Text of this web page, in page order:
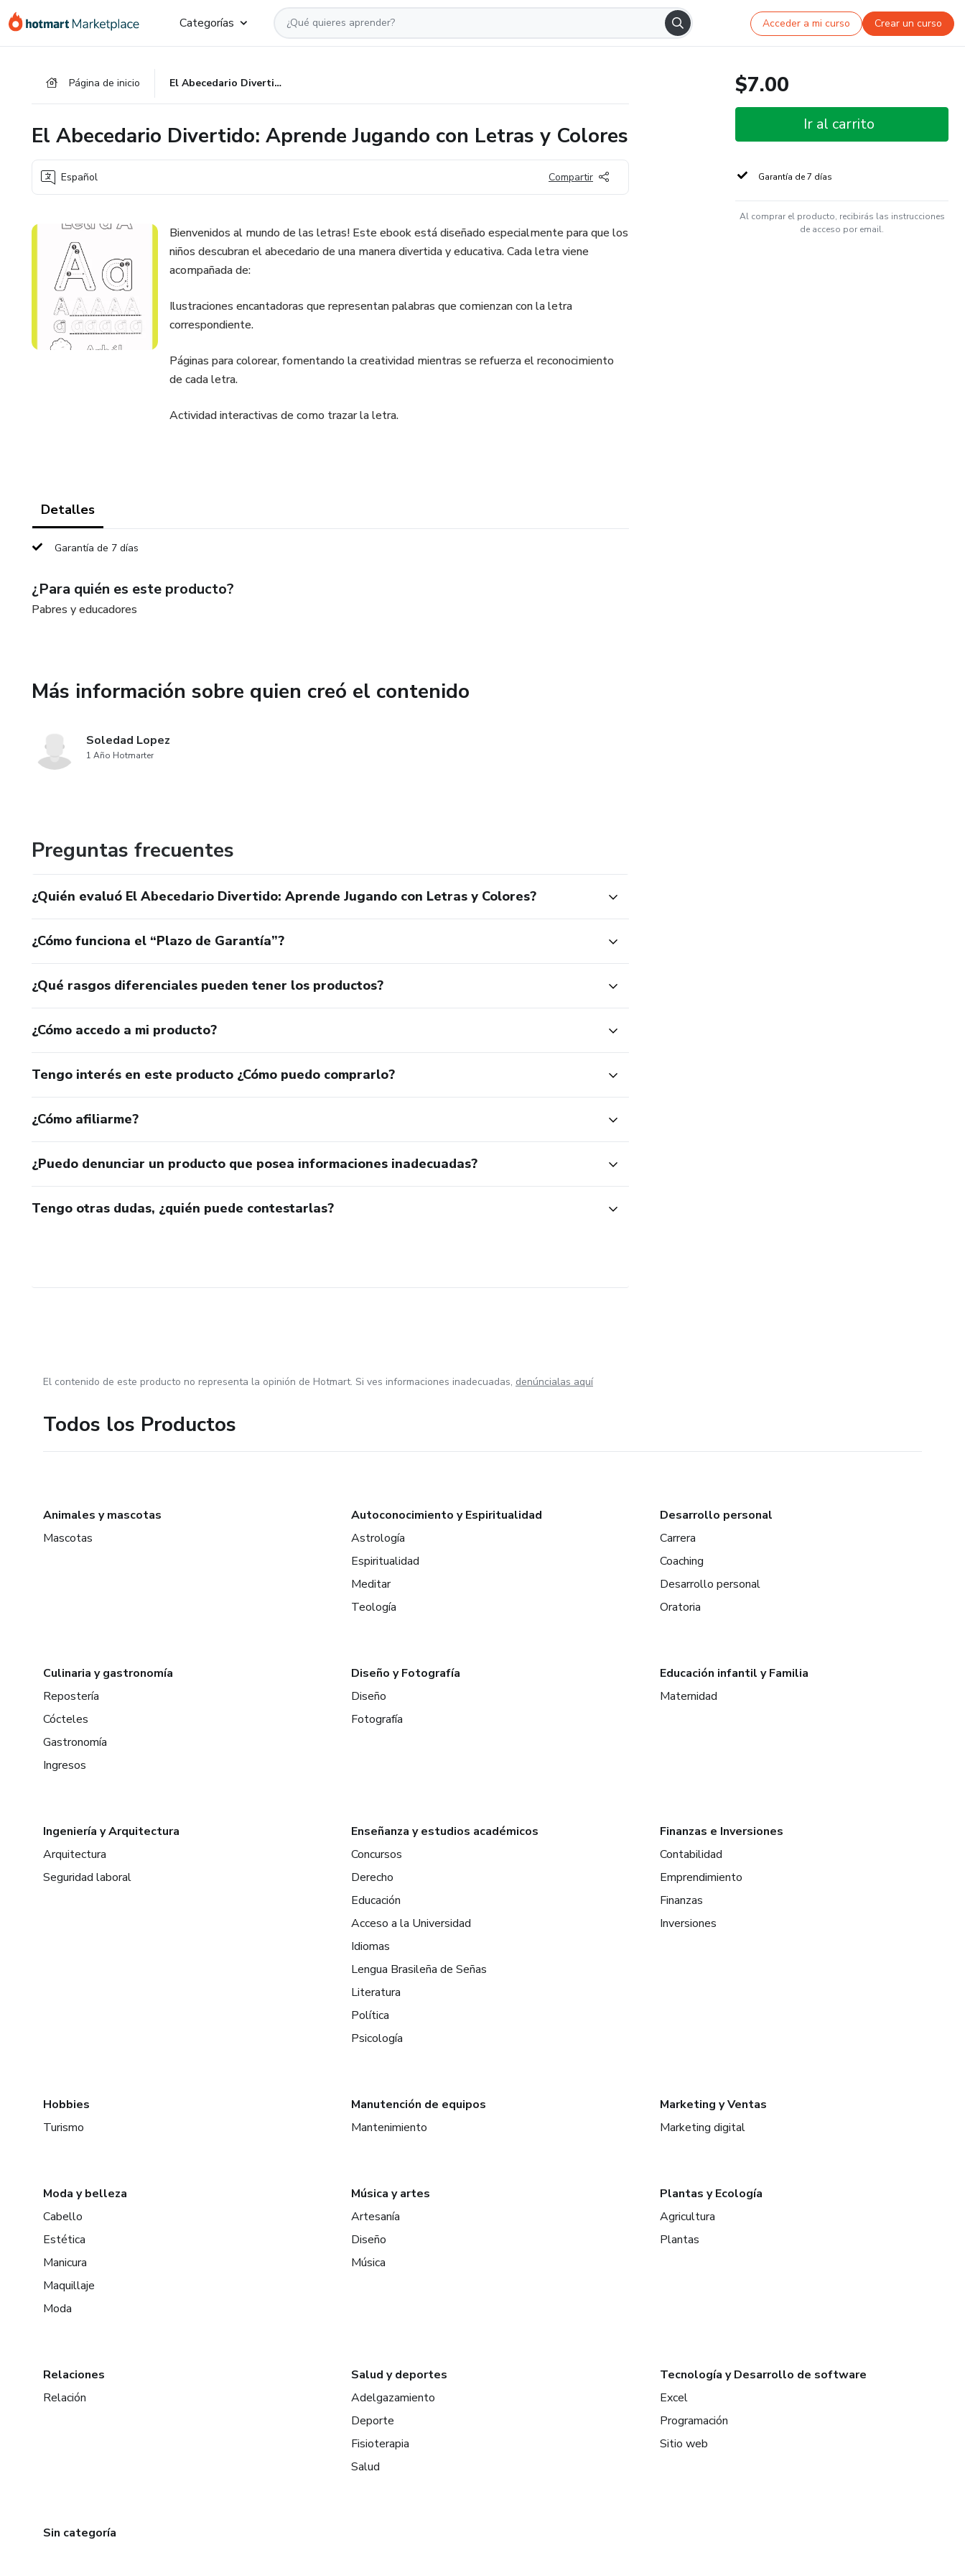
Categorías Acceder a mi curso Crear un curso
Página de inicio El Abecedario Divertido: Aprende Jugando con Letras y Colores
El Abecedario Divertido: Aprende Jugando con Letras y Colores
Español Compartir
Bienvenidos al mundo de las letras! Este ebook está diseñado especialmente para que los
niños descubran el abecedario de una manera divertida y educativa. Cada letra viene
acompañada de:
Ilustraciones encantadoras que representan palabras que comienzan con la letra
correspondiente.
Páginas para colorear, fomentando la creatividad mientras se refuerza el reconocimiento
de cada letra.
Actividad interactivas de como trazar la letra.
Detalles
Garantía de 7 días
¿Para quién es este producto?
Pabres y educadores
Más información sobre quien creó el contenido
Soledad Lopez
1 Año Hotmarter
Preguntas frecuentes
¿Quién evaluó El Abecedario Divertido: Aprende Jugando con Letras y Colores?
¿Cómo funciona el “Plazo de Garantía”?
¿Qué rasgos diferenciales pueden tener los productos?
¿Cómo accedo a mi producto?
Tengo interés en este producto ¿Cómo puedo comprarlo?
¿Cómo afiliarme?
¿Puedo denunciar un producto que posea informaciones inadecuadas?
Tengo otras dudas, ¿quién puede contestarlas?
$7.00
Ir al carrito
Garantía de 7 días
Al comprar el producto, recibirás las instrucciones
de acceso por email.
El contenido de este producto no representa la opinión de Hotmart. Si ves informaciones inadecuadas, denúncialas aquí
Todos los Productos
Animales y mascotas
Mascotas
Autoconocimiento y Espiritualidad
Astrología
Espiritualidad
Meditar
Teología
Desarrollo personal
Carrera
Coaching
Desarrollo personal
Oratoria
Culinaria y gastronomía
Repostería
Cócteles
Gastronomía
Ingresos
Diseño y Fotografía
Diseño
Fotografía
Educación infantil y Familia
Maternidad
Ingeniería y Arquitectura
Arquitectura
Seguridad laboral
Enseñanza y estudios académicos
Concursos
Derecho
Educación
Acceso a la Universidad
Idiomas
Lengua Brasileña de Señas
Literatura
Política
Psicología
Finanzas e Inversiones
Contabilidad
Emprendimiento
Finanzas
Inversiones
Hobbies
Turismo
Manutención de equipos
Mantenimiento
Marketing y Ventas
Marketing digital
Moda y belleza
Cabello
Estética
Manicura
Maquillaje
Moda
Música y artes
Artesanía
Diseño
Música
Plantas y Ecología
Agricultura
Plantas
Relaciones
Relación
Salud y deportes
Adelgazamiento
Deporte
Fisioterapia
Salud
Tecnología y Desarrollo de software
Excel
Programación
Sitio web
Sin categoría